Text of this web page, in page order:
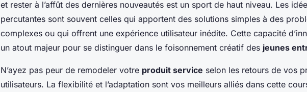
et rester à l’affût des dernières nouveautés est un sport de haut niveau. Les
percutantes sont souvent celles qui apportent des solutions simples à des
complexes ou qui offrent une expérience utilisateur inédite. Cette capacité
un atout majeur pour se distinguer dans le foisonnement créatif des jeunes
N’ayez pas peur de remodeler votre produit service selon les retours de vos
utilisateurs. La flexibilité et l’adaptation sont vos meilleurs alliés dans cette